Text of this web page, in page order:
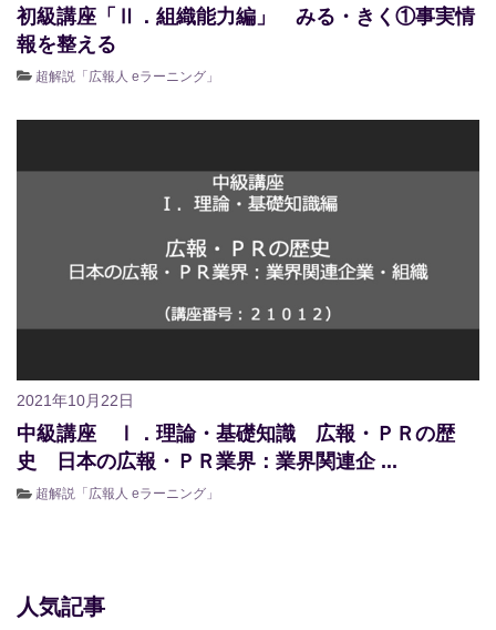
初級講座「Ⅱ．組織能力編」 みる・きく①事実情
報を整える
超解説「広報人 eラーニング」
2021年10月22日
中級講座 Ⅰ．理論・基礎知識 広報・ＰＲの歴
史 日本の広報・ＰＲ業界：業界関連企 ...
超解説「広報人 eラーニング」
人気記事